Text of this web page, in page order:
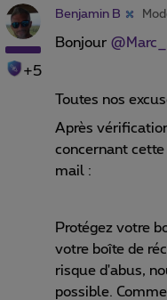
+5
Benjamin B
Bonjour
Toutes nos
Après
concernant
mail :
Protégez votre
votre boîte de
risque d'abus,
possible.